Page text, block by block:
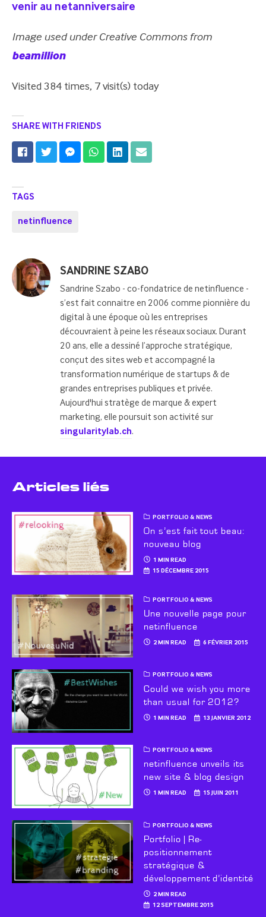
venir au netanniversaire
Image used under Creative Commons from
beamillion
Visited 384 times, 7 visit(s) today
SHARE WITH FRIENDS
TAGS
netinfluence
Posted
by
SANDRINE SZABO
Sandrine Szabo - co-fondatrice de netinfluence -
s’est fait connaitre en 2006 comme pionnière du
digital à une époque où les entreprises
découvraient à peine les réseaux sociaux. Durant
20 ans, elle a dessiné l’approche stratégique,
conçut des sites web et accompagné la
transformation numérique de startups & de
grandes entreprises publiques et privée.
Aujourd'hui stratège de marque & expert
marketing, elle poursuit son activité sur
singularitylab.ch.
Articles liés
PORTFOLIO & NEWS
On s’est fait tout beau:
nouveau blog
1 MIN READ
15 DÉCEMBRE 2015
PORTFOLIO & NEWS
Une nouvelle page pour
netinfluence
2 MIN READ 6 FÉVRIER 2015
PORTFOLIO & NEWS
Could we wish you more
than usual for 2012?
1 MIN READ 13 JANVIER 2012
PORTFOLIO & NEWS
netinfluence unveils its
new site & blog design
1 MIN READ 15 JUIN 2011
PORTFOLIO & NEWS
Portfolio | Re-
positionnement
stratégique &
développement d’identité
2 MIN READ
12 SEPTEMBRE 2015